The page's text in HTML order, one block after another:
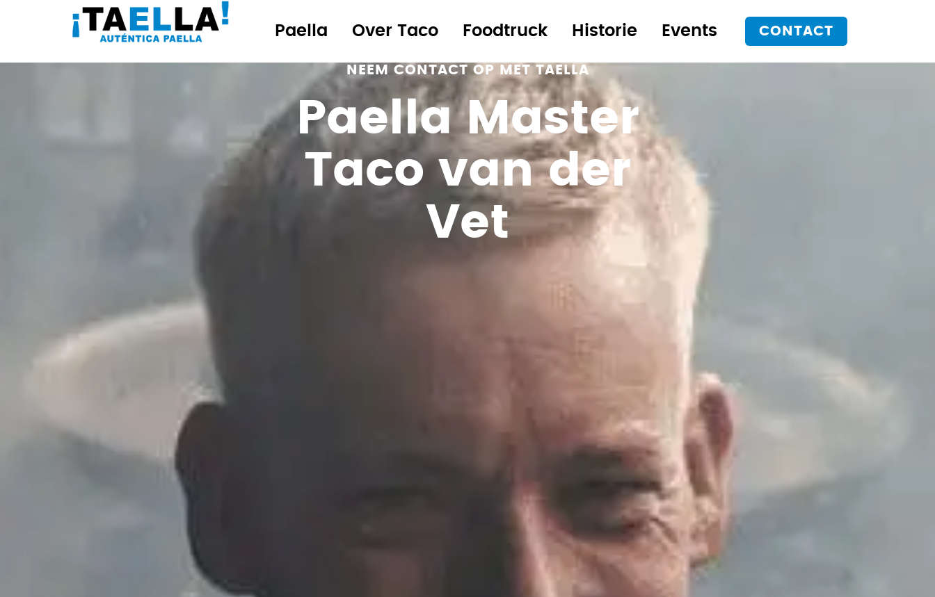
Paella Over Taco Foodtruck Historie Events CONTACT
NEEM CONTACT OP MET TAELLA
Paella Master
Taco van der
Vet